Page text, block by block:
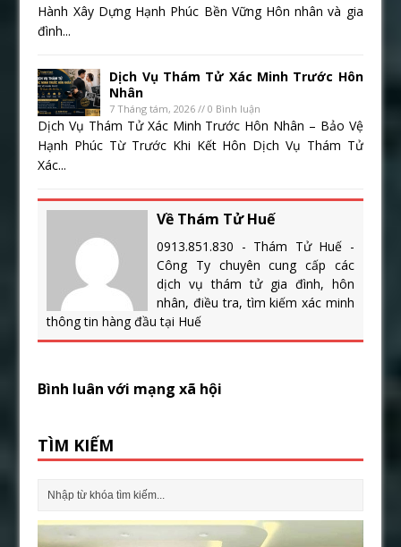
Hành Xây Dựng Hạnh Phúc Bền Vững Hôn nhân và gia
đình...
Dịch Vụ Thám Tử Xác Minh Trước Hôn
Nhân
7 Tháng tám, 2026 // 0 Bình luận
Dịch Vụ Thám Tử Xác Minh Trước Hôn Nhân – Bảo Vệ
Hạnh Phúc Từ Trước Khi Kết Hôn Dịch Vụ Thám Tử
Xác...
Về Thám Tử Huế
0913.851.830 - Thám Tử Huế -
Công Ty chuyên cung cấp các
dịch vụ thám tử gia đình, hôn
nhân, điều tra, tìm kiếm xác minh
thông tin hàng đầu tại Huế
Bình luân với mạng xã hội
TÌM KIẾM